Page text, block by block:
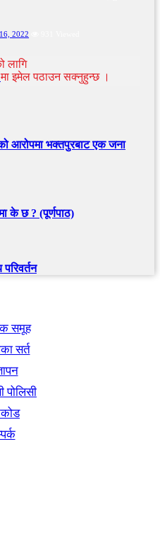
2022
लागि
मा इमेल पठाउन सक्नुहुन्छ ।
आरोपमा भक्तपुरबाट एक जना
के छ ? (पूर्णपाठ)
समूह
सर्त
पोलिसी